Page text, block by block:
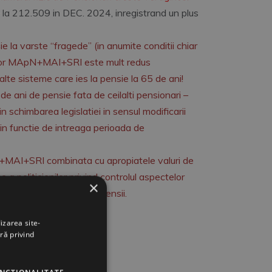
212.509 in DEC. 2024, inregistrand un plus
la varste “fragede” (in anumite conditii chiar
MApN+MAI+SRI este mult redus
sisteme care ies la pensie la 65 de ani!
ani de pensie fata de ceilalti pensionari –
legislatiei in sensul modificarii
functie de intreaga perioada de
combinata cu apropiatele valuri de
a politicienilor privind controlul aspectelor
Sistemului de Pensii.
CULTE
×
site-
privind